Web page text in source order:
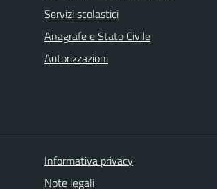
Servizi scolastici
Anagrafe e Stato Civile
Autorizzazioni
Informativa privacy
Note legali